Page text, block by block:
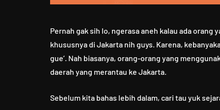
Pernah gak sih lo, ngerasa aneh kalau ada orang
khususnya di Jakarta nih guys. Karena,
gue’. Nah biasanya, orang-orang yang
daerah yang merantau ke Jakarta.
Sebelum kita bahas lebih dalam, cari tau yuk